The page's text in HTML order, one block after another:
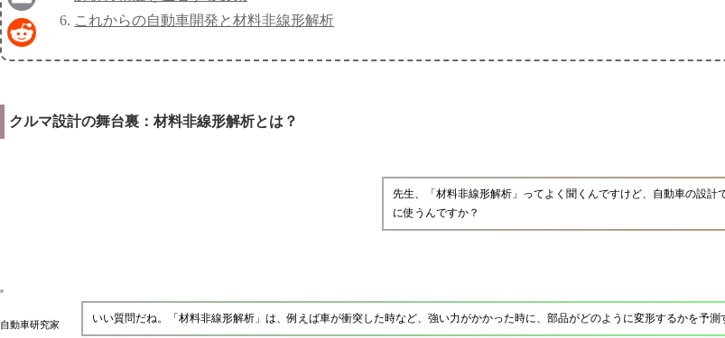
これからの自動車開発と材料非線形解析
クルマ設計の舞台裏：材料非線形解析とは？
先生、「材料非線形解析」ってよく聞くんですけど、自動車の設計
に使うんですか？
自動車研究家 いい質問だね。「材料非線形解析」は、例えば車が衝突した時など、強い力がかかった時に、部品がどのように変形するかを予測
Email
Reddit